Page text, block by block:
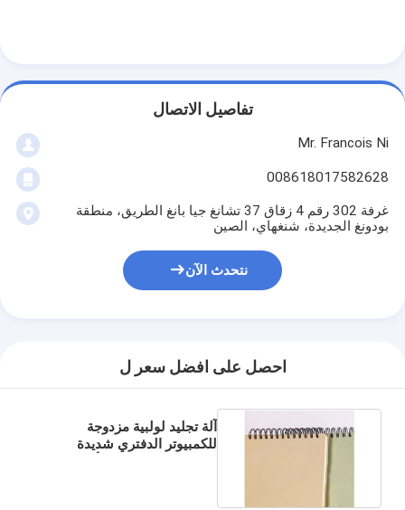
تفاصيل الاتصال
Mr. Francois Ni
008618017582628
غرفة 302 رقم 4 زقاق 37 تشانغ جيا بانغ الطريق، منطقة
بودونغ الجديدة، شنغهاي، الصين
نتحدث الآن
احصل على افضل سعر ل
آلة تجليد لولبية مزدوجة
للكمبيوتر الدفتري شديدة